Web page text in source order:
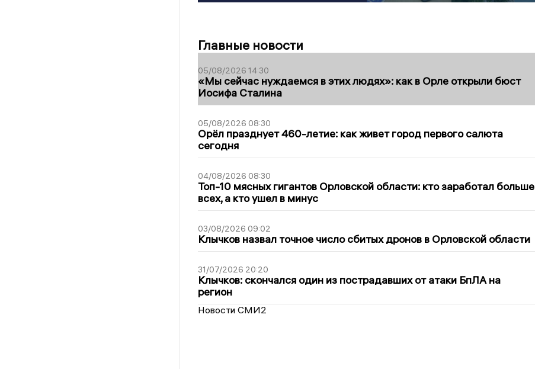
Главные новости
05/08/2026 14:30
«Мы сейчас нуждаемся в этих людях»: как в Орле открыли бюст
Иосифа Сталина
05/08/2026 08:30
Орёл празднует 460-летие: как живет город первого салюта
сегодня
04/08/2026 08:30
Топ-10 мясных гигантов Орловской области: кто заработал больше
всех, а кто ушел в минус
03/08/2026 09:02
Клычков назвал точное число сбитых дронов в Орловской области
31/07/2026 20:20
Клычков: скончался один из пострадавших от атаки БпЛА на
регион
Новости СМИ2